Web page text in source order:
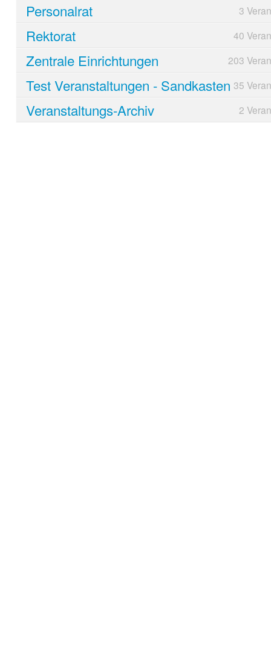
3
Personalrat
40
Rektorat
203
Zentrale Einrichtungen
35
Test Veranstaltungen - Sandkasten
2
Veranstaltungs-Archiv